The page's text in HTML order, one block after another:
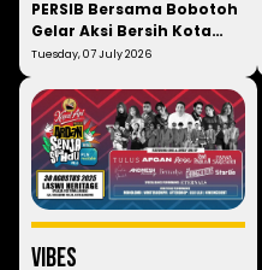
PERSIB Bersama Bobotoh
Gelar Aksi Bersih Kota
Bandung, Sekaligus
"
Tuesday, 07 July 2026
Vibes